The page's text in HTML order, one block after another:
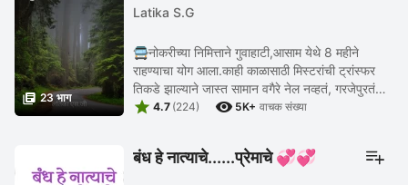
 23 भाग
Latika S.G
🚍नोकरीच्या निमित्ताने गुवाहाटी,आसाम येथे 8 महीने
राहण्याचा योग आला.काही काळासाठी मिस्टरांची ट्रांस्फर
तिकडे झाल्याने जास्त सामान वगैरे नेल नव्हतं, गरजेपुरतं
होतं.मुलाची पहीली शाळा गुवाहाटी येथे ...
 4.7 (224)  5K+ वाचक संख्या
बंध हे नात्याचे......प्रेमाचे 💞💞